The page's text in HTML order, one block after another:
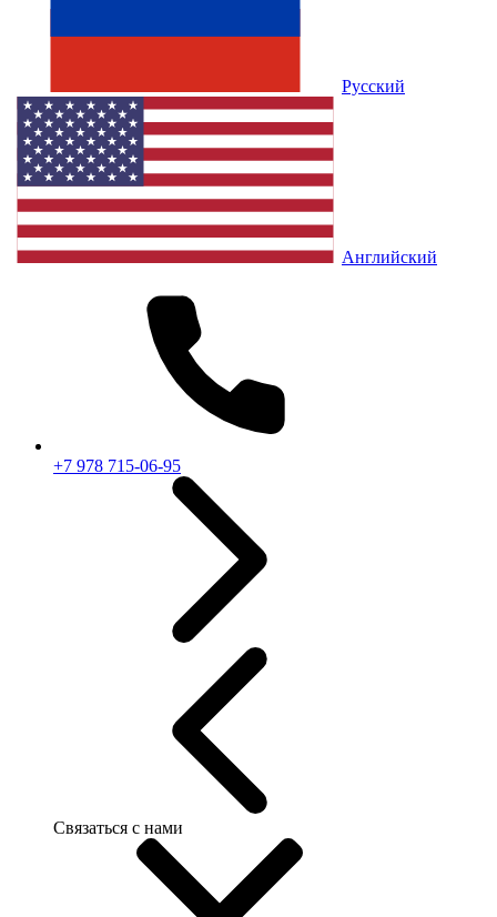
Русский
Английский
+7 978 715-06-95
Связаться с нами